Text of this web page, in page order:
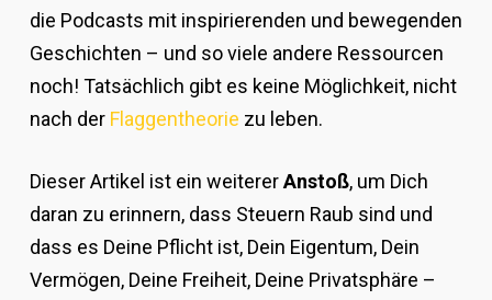
die Podcasts mit inspirierenden und bewegenden
Geschichten – und so viele andere Ressourcen
noch! Tatsächlich gibt es keine Möglichkeit, nicht
nach der Flaggentheorie zu leben.
Dieser Artikel ist ein weitererAnstoß, um Dich
daran zu erinnern, dass Steuern Raub sind und
dass es Deine Pflicht ist, Dein Eigentum, Dein
Vermögen, Deine Freiheit, Deine Privatsphäre –